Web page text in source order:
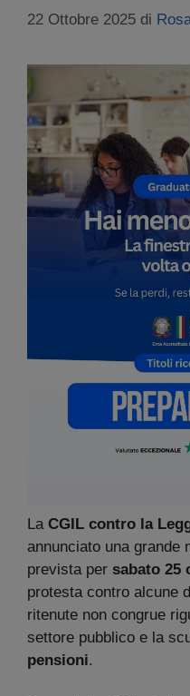
22 Ottobre 2025 di
La CGIL contro la
annunciato una grande
prevista per sabato 25
protesta contro alcune
ritenute non congrue
settore pubblico e la
pensioni.